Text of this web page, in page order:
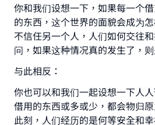
你和我们设想一下，如果每一个
的东西，这个世界的面貌会成为
不信任另一个人，人们如何交往
问，如果这种情况真的发生了，
与此相反：
你也可以和我们一起设想一下人
借用的东西或多或少，都会物归
此刻，人们经历的是何等安全和
Make an impact on
with your
Your support is crucial